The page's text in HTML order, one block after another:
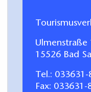
Ulmenstraße
15526 Bad
Tel.: 033631-
Fax: 033631-